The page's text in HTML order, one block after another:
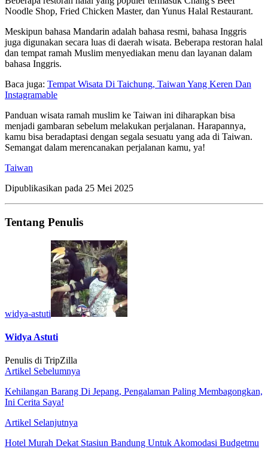
Noodle Shop, Fried Chicken Master, dan Yunus Halal Restaurant.
Meskipun bahasa Mandarin adalah bahasa resmi, bahasa Inggris
juga digunakan secara luas di daerah wisata. Beberapa restoran halal
dan tempat ramah Muslim menyediakan menu dan layanan dalam
bahasa Inggris.
Baca juga: Tempat Wisata Di Taichung, Taiwan Yang Keren Dan
Instagramable
Panduan wisata ramah muslim ke Taiwan ini diharapkan bisa
menjadi gambaran sebelum melakukan perjalanan. Harapannya,
kamu bisa beradaptasi dengan segala sesuatu yang ada di Taiwan.
Semangat dalam merencanakan perjalanan kamu, ya!
Taiwan
Dipublikasikan pada 25 Mei 2025
Tentang Penulis
widya-astuti
Widya Astuti
Penulis di TripZilla
Artikel Sebelumnya
Kehilangan Barang Di Jepang, Pengalaman Paling Membagongkan,
Ini Cerita Saya!
Artikel Selanjutnya
Hotel Murah Dekat Stasiun Bandung Untuk Akomodasi Budgetmu